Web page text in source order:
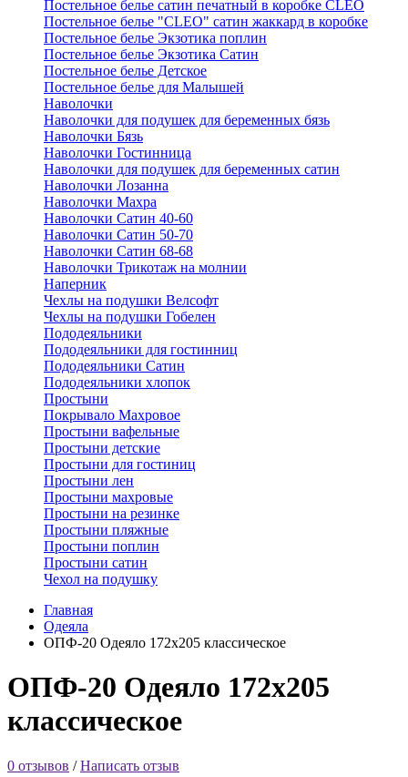
Постельное белье сатин печатный в коробке CLEO
Постельное белье "CLEO" сатин жаккард в коробке
Постельное белье Экзотика поплин
Постельное белье Экзотика Сатин
Постельное белье Детское
Постельное белье для Малышей
Наволочки
Наволочки для подушек для беременных бязь
Наволочки Бязь
Наволочки Гостинница
Наволочки для подушек для беременных сатин
Наволочки Лозанна
Наволочки Махра
Наволочки Сатин 40-60
Наволочки Сатин 50-70
Наволочки Сатин 68-68
Наволочки Трикотаж на молнии
Наперник
Чехлы на подушки Велсофт
Чехлы на подушки Гобелен
Пододеяльники
Пододеяльники для гостинниц
Пододеяльники Сатин
Пододеяльники хлопок
Простыни
Покрывало Махровое
Простыни вафельные
Простыни детские
Простыни для гостиниц
Простыни лен
Простыни махровые
Простыни на резинке
Простыни пляжные
Простыни поплин
Простыни сатин
Чехол на подушку
Главная
Одеяла
ОПФ-20 Одеяло 172х205 классическое
ОПФ-20 Одеяло 172х205
классическое
0 отзывов /Написать отзыв